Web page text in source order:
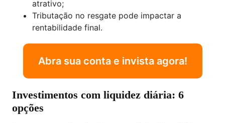
atrativo;
Tributação no resgate pode impactar a
rentabilidade final.
Abra sua conta e invista agora!
Investimentos com liquidez diária: 6
opções